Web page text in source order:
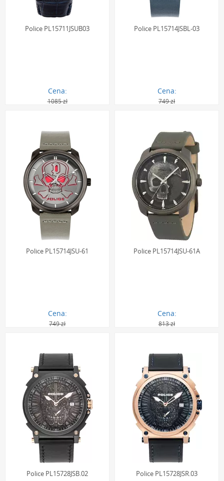
Police PL15711JSUB03
Cena:
1085 zł
Police PL15714JSBL-03
Cena:
749 zł
Police PL15714JSU-61
Cena:
749 zł
Police PL15714JSU-61A
Cena:
813 zł
Police PL15728JSB.02 Police PL15728JSR.03